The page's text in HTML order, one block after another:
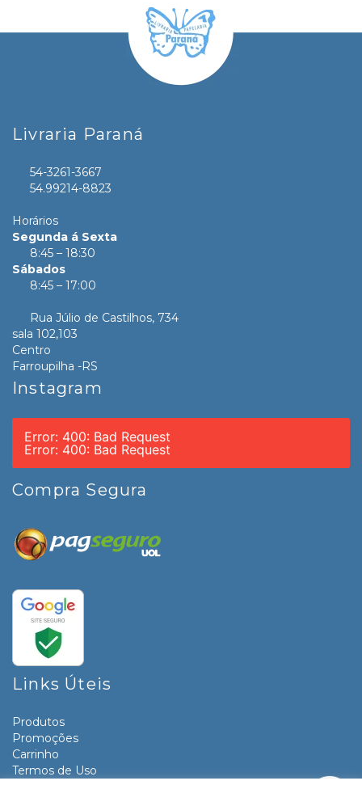
Livraria Paraná
54-3261-3667
54.99214-8823
Horários
Segunda á Sexta
8:45 – 18:30
Sábados
8:45 – 17:00
Rua Júlio de Castilhos, 734
sala 102,103
Centro
Farroupilha -RS
Instagram
Error: 400: Bad Request
Error: 400: Bad Request
Compra Segura
Links Úteis
Produtos
Promoções
Carrinho
Termos de Uso